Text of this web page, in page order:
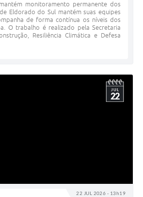
monitoramento permanente dos
Eldorado do Sul mantém suas equipes
de forma contínua os níveis dos
O trabalho é realizado pela Secretaria
Resiliência Climática e Defesa
22 JUL 2026 - 13h19
JUL
22